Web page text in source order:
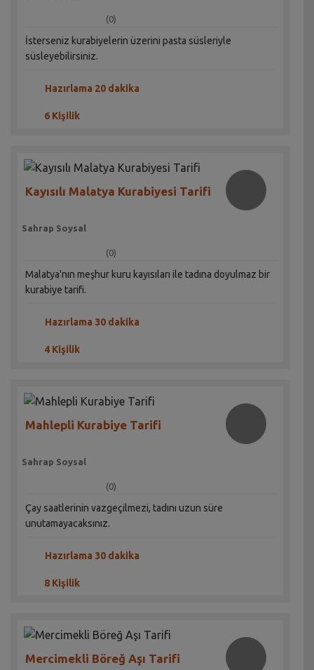
(0)
İsterseniz kurabiyelerin üzerini pasta süsleriyle
süsleyebilirsiniz.
Hazırlama 20 dakika
6 Kişilik
Kayısılı Malatya Kurabiyesi Tarifi
Sahrap Soysal
(0)
Malatya'nın meşhur kuru kayısıları ile tadına doyulmaz bir
kurabiye tarifi.
Hazırlama 30 dakika
4 Kişilik
Mahlepli Kurabiye Tarifi
Sahrap Soysal
(0)
Çay saatlerinin vazgeçilmezi, tadını uzun süre
unutamayacaksınız.
Hazırlama 30 dakika
8 Kişilik
Mercimekli Böreğ Aşı Tarifi